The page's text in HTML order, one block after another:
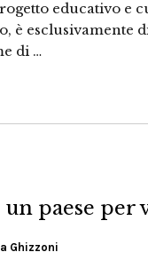
educativo e
è esclusivamente
di …
paese per
Ghizzoni